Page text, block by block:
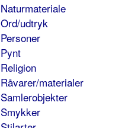
Naturmateriale
Ord/udtryk
Personer
Pynt
Religion
Råvarer/materialer
Samlerobjekter
Smykker